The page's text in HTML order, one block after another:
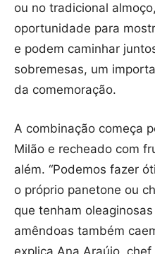
ou no tradicional
oportunidade para
e podem caminhar
sobremesas, um
da comemoração.
A combinação começa
Milão e recheado com
além. “Podemos fazer
o próprio panetone ou
que tenham
amêndoas também